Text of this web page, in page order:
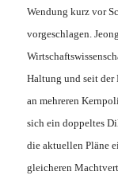
Wendung kurz vor
vorgeschlagen.
Haltung und seit
an mehreren
sich ein doppeltes
die aktuellen Pläne
gleicheren